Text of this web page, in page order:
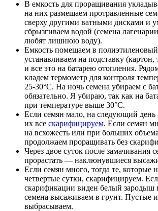
В емкость для проращивания
на них размещаем протравленные
сверху другими ватными дисками и
сбрызгиваем водой (семена
любят лишнюю воду).
Емкость помещаем в
устанавливаем на подставку (картон,
и все это на батарею отопления.
кладем термометр для контроля
25-30°C. На ночь семена убираем с
обязательно. Я убираю, так как на
при температуре выше 30°C.
Если семян мало, на следующий день
их все скарифицируем. Если семян
на всхожесть или при больших
продолжаем проращивать без
Через двое суток после замачивания
прорастать — наклюнувшиеся
Если семян много, тогда те, которые
четвертые сутки, скарифицируем.
скарификации виден белый зародыш
семена высаживаем в грунт. Пустые
выбрасываем.